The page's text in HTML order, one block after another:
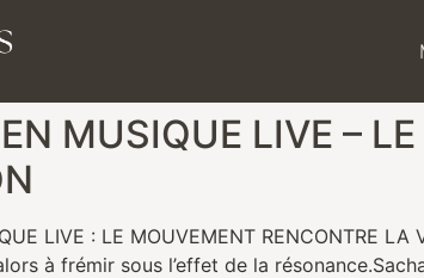
MUSIQUE LIVE –
LIVE : LE MOUVEMENT RENCONTRE
à frémir sous l’effet de la